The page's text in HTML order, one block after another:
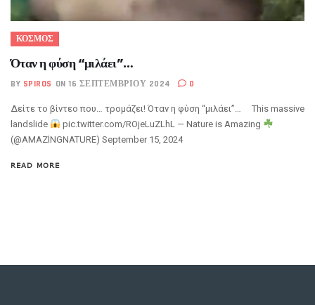
ΚΟΣΜΟΣ
Όταν η φύση “μιλάει”…
BY SPIROS ON 16 ΣΕΠΤΕΜΒΡΊΟΥ 2024 0
Δείτε το βίντεο που… τρομάζει! Όταν η φύση “μιλάει”… This massive
landslide
pic.twitter.com/ROjeLuZLhL — Nature is Amazing
(@AMAZlNGNATURE) September 15, 2024
READ MORE